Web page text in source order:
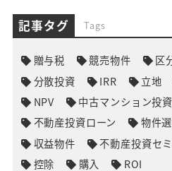
記事タグ Tags
贈与税 競売物件
区
分散投資
IRR 立地
NPV
中古マンション投資
不動産投資ローン
物件
収益物件
不動産投資セ
控除
購入
ROI